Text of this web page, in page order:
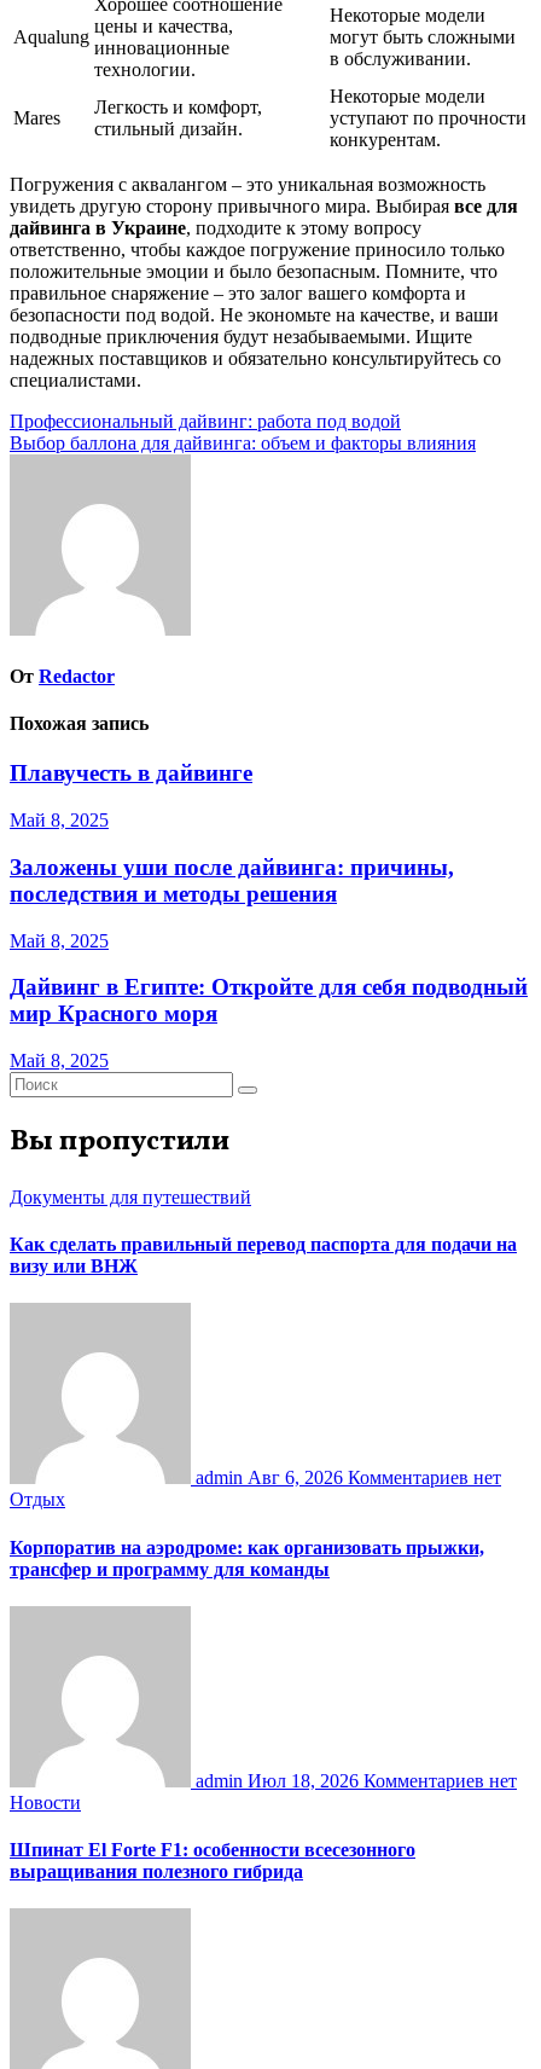
Aqualung
цены и качества,
инновационные
технологии.
Некоторые модели
могут быть сложными
в обслуживании.
Mares
Легкость и комфорт,
стильный дизайн.
Некоторые модели
уступают по прочности
конкурентам.
Погружения с аквалангом – это уникальная возможность
увидеть другую сторону привычного мира. Выбирая все для
дайвинга в Украине, подходите к этому вопросу
ответственно, чтобы каждое погружение приносило только
положительные эмоции и было безопасным. Помните, что
правильное снаряжение – это залог вашего комфорта и
безопасности под водой. Не экономьте на качестве, и ваши
подводные приключения будут незабываемыми. Ищите
надежных поставщиков и обязательно консультируйтесь со
специалистами.
Навигация
по
Профессиональный дайвинг: работа под водой
Выбор баллона для дайвинга: объем и факторы влияния
От Redactor
Похожая запись
Плавучесть в дайвинге
Май 8, 2025
Заложены уши после дайвинга: причины,
последствия и методы решения
Май 8, 2025
Дайвинг в Египте: Откройте для себя подводный
мир Красного моря
Май 8, 2025
Вы пропустили
Документы для путешествий
Как сделать правильный перевод паспорта для подачи на
визу или ВНЖ
admin Авг 6, 2026 Комментариев нет
Отдых
Корпоратив на аэродроме: как организовать прыжки,
трансфер и программу для команды
admin Июл 18, 2026 Комментариев нет
Новости
Шпинат El Forte F1: особенности всесезонного
выращивания полезного гибрида